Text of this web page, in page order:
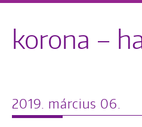
korona –
2019. március 06.